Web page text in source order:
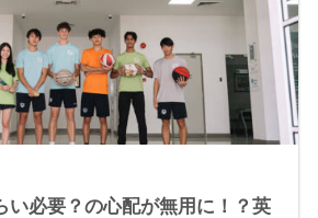
い必要？の心配が無用に！？英